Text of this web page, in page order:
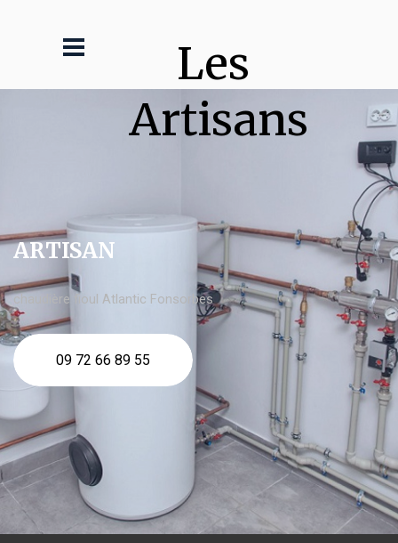
Les
Artisans
ARTISAN
chaudière fioul Atlantic Fonsorbes
09 72 66 89 55